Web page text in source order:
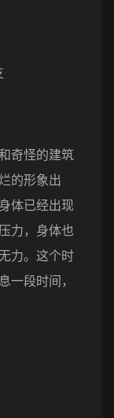
奇怪的建筑
的形象出
体已经出现
力，身体也
力。这个时
一段时间，